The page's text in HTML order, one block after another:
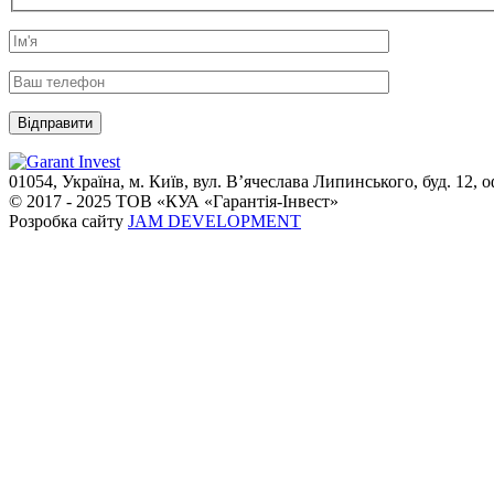
01054, Україна, м. Київ, вул. В’ячеслава Липинського, буд. 12,
© 2017 - 2025 ТОВ «КУА «Гарантія-Інвест»
Розробка сайту JAM DEVELOPMENT